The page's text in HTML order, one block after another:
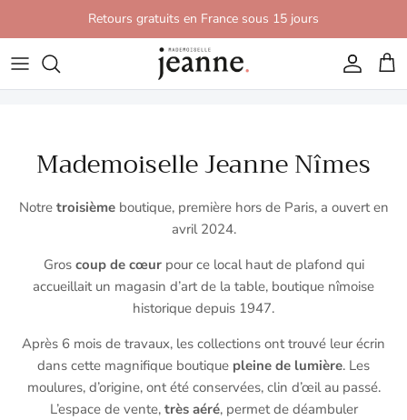
Aller au contenuRetours gratuits en France sous 15 jours
Compte
Mademoiselle Jeanne Nîmes
Notre troisièmeboutique, première hors de Paris, a ouvert en
avril 2024.
Gros coup de cœur pour ce local haut de plafond qui
accueillait un magasin d’art de la table, boutique nîmoise
historique depuis 1947.
Après 6 mois de travaux, les collections ont trouvé leur écrin
dans cette magnifique boutique pleine de lumière. Les
moulures, d’origine, ont été conservées, clin d’œil au passé.
L’espace de vente, très aéré, permet de déambuler